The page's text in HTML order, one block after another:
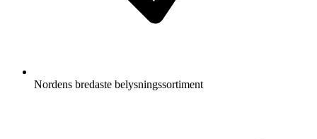
Nordens bredaste belysningssortiment